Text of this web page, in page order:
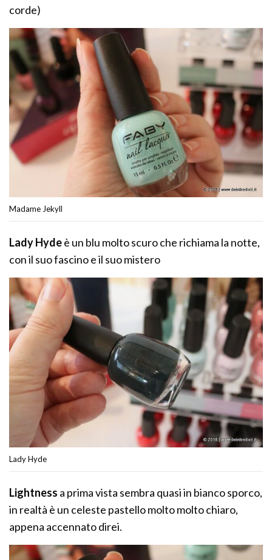
corde)
Madame Jekyll
Lady Hydeè un blu molto scuro che richiama la notte,
con il suo fascino e il suo mistero
Lady Hyde
Lightness a prima vista sembra quasi in bianco sporco,
in realtà è un celeste pastello molto molto chiaro,
appena accennato direi.